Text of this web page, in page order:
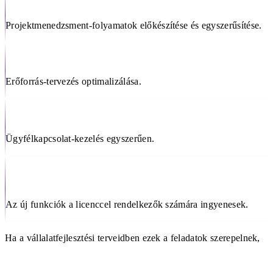
Projektmenedzsment-folyamatok előkészítése és egyszerűsítése.
Erőforrás-tervezés optimalizálása.
Ügyfélkapcsolat-kezelés egyszerűen.
Az új funkciók a licenccel rendelkezők számára ingyenesek.
Ha a vállalatfejlesztési terveidben ezek a feladatok szerepelnek,